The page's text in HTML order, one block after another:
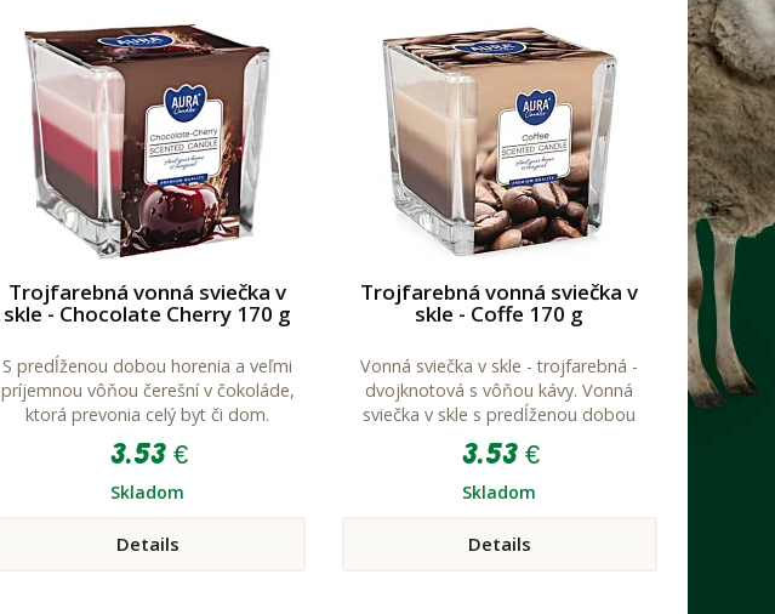
Trojfarebná vonná sviečka v
skle - Chocolate Cherry 170 g
S predĺženou dobou horenia a veľmi
príjemnou vôňou čerešní v čokoláde,
ktorá prevonia celý byt či dom.
3.53 €
Skladom
Details
Trojfarebná vonná sviečka v
skle - Coffe 170 g
Vonná sviečka v skle - trojfarebná -
dvojknotová s vôňou kávy. Vonná
sviečka v skle s predĺženou dobou
horenia a veľmi príjemnou vôňou.
3.53 €
Skladom
Details